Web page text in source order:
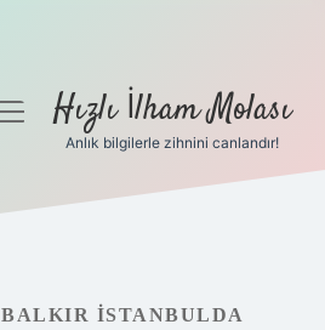
Hızlı İlham Molası
Anlık bilgilerle zihnini canlandır!
İSTANBULDA